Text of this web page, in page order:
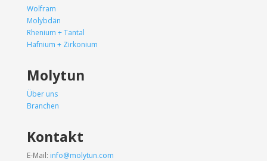
Wolfram
Molybdän
Rhenium + Tantal
Hafnium + Zirkonium
Molytun
Über uns
Branchen
Kontakt
E-Mail: info@molytun.com